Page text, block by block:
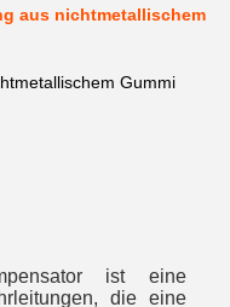
aus nichtmetallischem
Gummi
ist eine
die eine